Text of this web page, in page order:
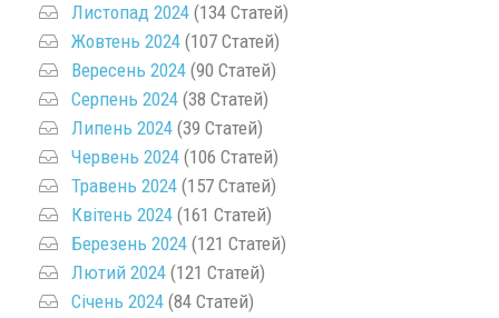
Листопад 2024 (134 Статей)
Жовтень 2024 (107 Статей)
Вересень 2024 (90 Статей)
Серпень 2024 (38 Статей)
Липень 2024 (39 Статей)
Червень 2024 (106 Статей)
Травень 2024 (157 Статей)
Квітень 2024 (161 Статей)
Березень 2024 (121 Статей)
Лютий 2024 (121 Статей)
Січень 2024 (84 Статей)